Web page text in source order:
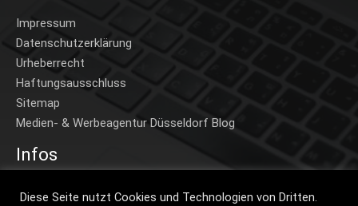
Impressum
Datenschutzerklärung
Urheberrecht
Haftungsausschluss
Sitemap
Medien- & Werbeagentur Düsseldorf Blog
Infos
Home
Diese Seite nutzt Cookies und Technologien von Dritten.